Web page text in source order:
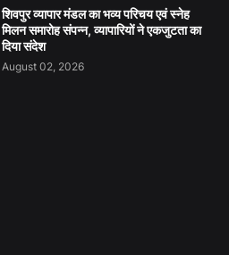
शिवपुर व्यापार मंडल का भव्य परिचय एवं स्नेह
मिलन समारोह संपन्न, व्यापारियों ने एकजुटता का
दिया संदेश
August 02, 2026